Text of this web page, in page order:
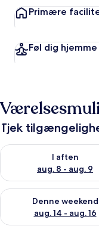
Primære
Føl dig hjemme
Tjek
I aften
aug. 8 - aug. 9
Tjek tilgængelighed for
Denne weekend
aug. 14 - aug. 16
Tjek tilgængelighed for